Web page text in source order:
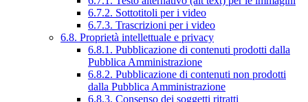
6.7.2. Sottotitoli per i video
6.7.3. Trascrizioni per i video
6.8. Proprietà intellettuale e privacy
6.8.1. Pubblicazione di contenuti prodotti dalla
Pubblica Amministrazione
6.8.2. Pubblicazione di contenuti non prodotti
dalla Pubblica Amministrazione
6.8.3. Consenso dei soggetti ritratti